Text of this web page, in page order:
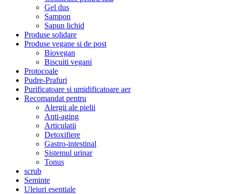
Gel dus
Sampon
Sapun lichid
Produse solidare
Produse vegane si de post
Biovegan
Biscuiti vegani
Protocoale
Pudre-Prafuri
Purificatoare si umidificatoare aer
Recomandat pentru
Alergii ale pielii
Anti-aging
Articulatii
Detoxifiere
Gastro-intestinal
Sistemul urinar
Tonus
scrub
Seminte
Uleiuri esentiale